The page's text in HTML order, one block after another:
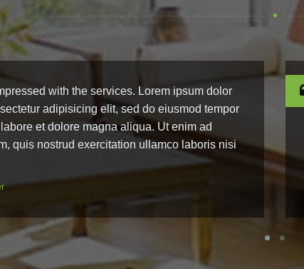
with the services. Lorem ipsum dolor
adipisicing elit, sed do eiusmod tempor
et dolore magna aliqua. Ut enim ad
quis nostrud exercitation ullamco laboris nisi